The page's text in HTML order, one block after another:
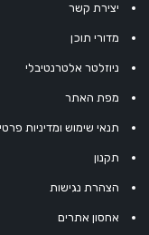
יצירת קשר
מדורי תוכן
ניוזלטר אלטרנטיבלי
מפת האתר
תנאי שימוש ומדיניות
תקנון
הצהרת נגישות
אחסון אתרים